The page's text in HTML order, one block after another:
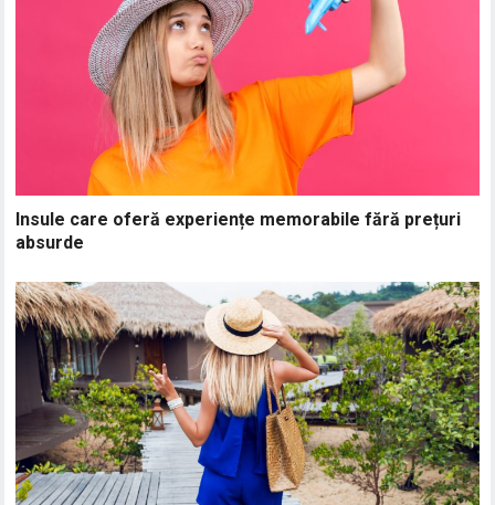
Insule care oferă experiențe memorabile fără prețuri
absurde